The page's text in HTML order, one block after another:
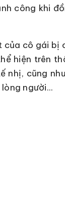
công khi
của cô gái
hiện trên
nhị, cũng
người...